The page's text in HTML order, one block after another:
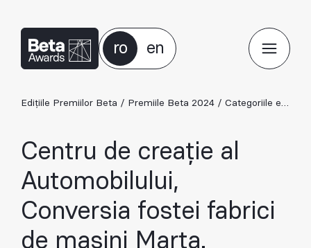
ro en
Edițiile Premiilor Beta / Premiile Beta 2024 / Categoriile ediției 2024
Centru de creație al
Automobilului,
Conversia fostei fabrici
de mașini Marta.